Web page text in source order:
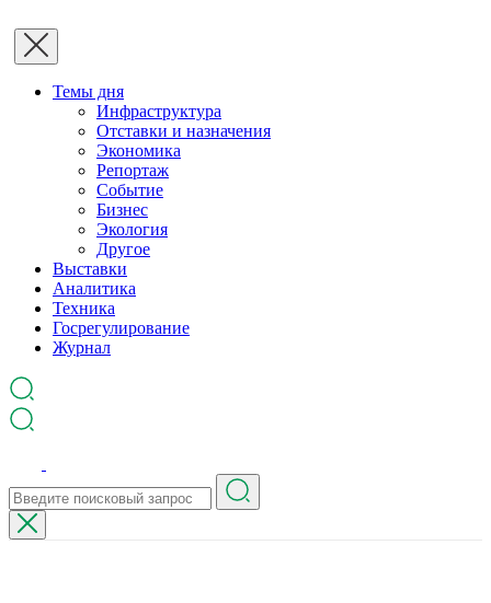
Темы дня
Инфраструктура
Отставки и назначения
Экономика
Репортаж
Событие
Бизнес
Экология
Другое
Выставки
Аналитика
Техника
Госрегулирование
Журнал